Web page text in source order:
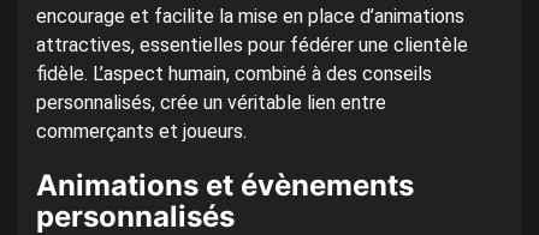
encourage et facilite la mise en place d’animations
attractives, essentielles pour fédérer une clientèle
fidèle. L’aspect humain, combiné à des conseils
personnalisés, crée un véritable lien entre
commerçants et joueurs.
Animations et évènements
personnalisés